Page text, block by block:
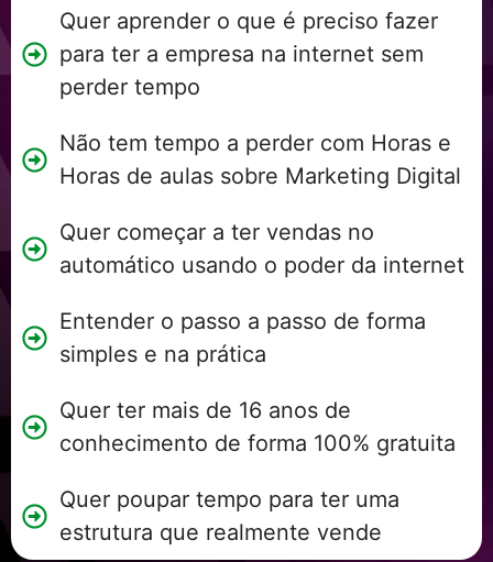
Quer aprender o que é preciso fazer
para ter a empresa na internet sem
perder tempo
Não tem tempo a perder com Horas e
Horas de aulas sobre Marketing Digital
Quer começar a ter vendas no
automático usando o poder da internet
Entender o passo a passo de forma
simples e na prática
Quer ter mais de 16 anos de
conhecimento de forma 100% gratuita
Quer poupar tempo para ter uma
estrutura que realmente vende